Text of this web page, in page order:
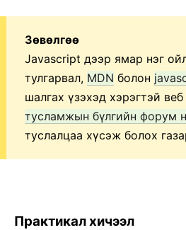
Зөвөлгөө
Javascript дээр ямар нэг
тулгарвал, MDN болон
шалгах үзэхэд хэрэгтэй
тусламжын бүлгийн форум
туслалцаа хүсэж болох
Практикал хичээл